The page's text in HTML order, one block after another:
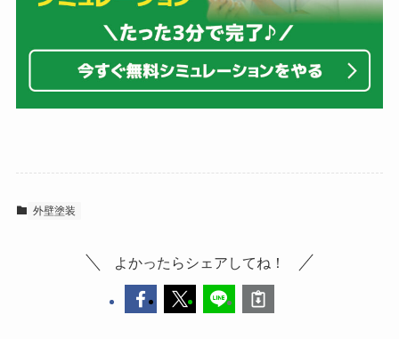
外壁塗装
よかったらシェアしてね！